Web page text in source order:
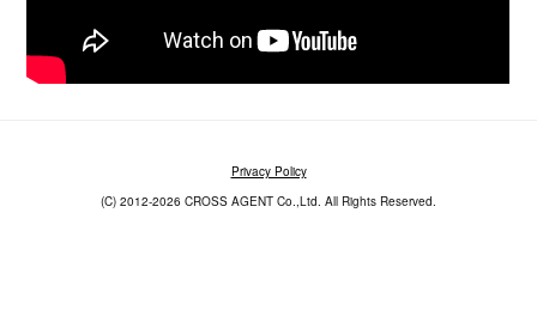
Privacy Policy
(C) 2012-2026 CROSS AGENT Co.,Ltd. All Rights Reserved.